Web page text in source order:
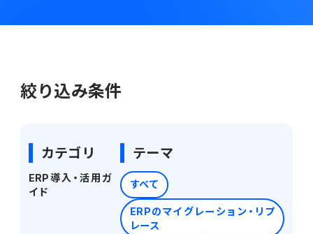
債務管理
固定資産管理
リース資産管理
人事・給与 PROACTIVE People
業界特化型オファリング
PROACTIVE Wholesale & Trade
コラム
ニュース・トピックス
絞り込み条件
カテゴリ テーマ
ERP導入・活用ガ
イド
すべて
ERPのマイグレーション・リプ
レース